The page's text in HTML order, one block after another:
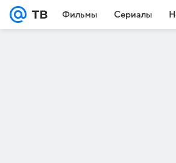
Фильмы Сериалы